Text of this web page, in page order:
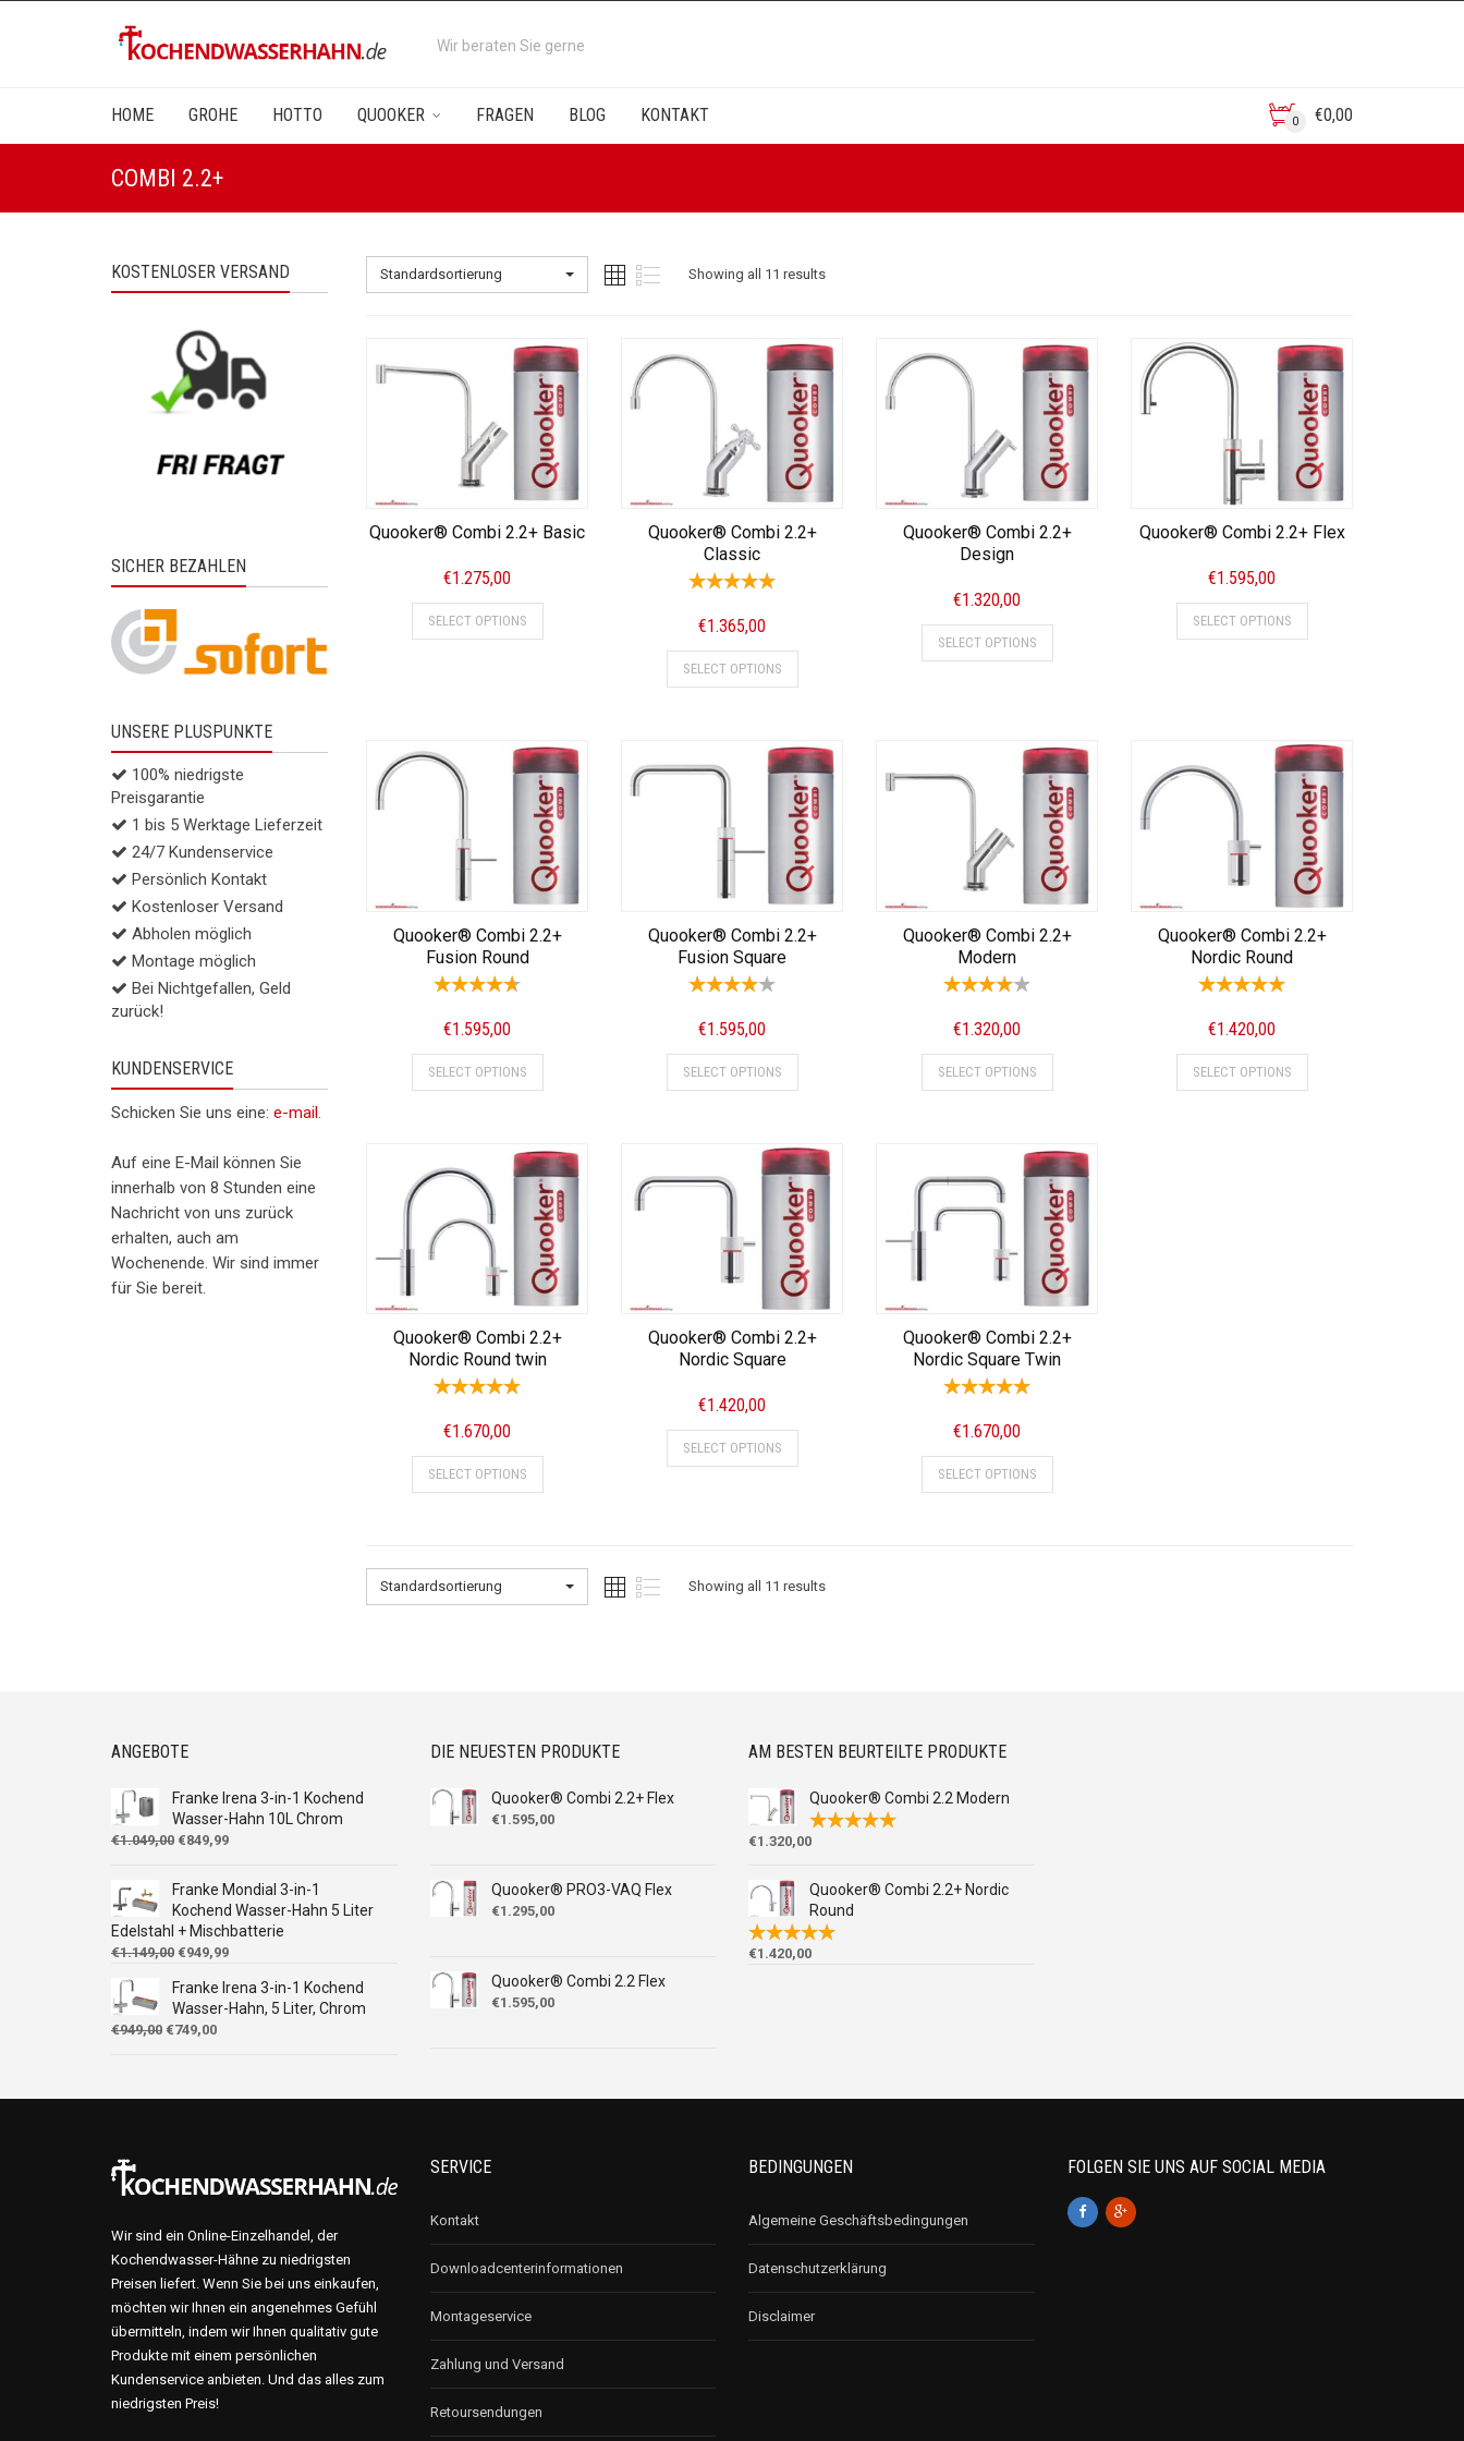
Wir beraten Sie gerne
HOME GROHE HOTTO QUOOKER FRAGEN BLOG KONTAKT 0 €0,00
COMBI 2.2+
Standardsortierung Showing all 11 results
Quooker® Combi 2.2+ Basic
€1.275,00
SELECT OPTIONS
Quooker® Combi 2.2+
Classic
€1.365,00
SELECT OPTIONS
Quooker® Combi 2.2+
Design
€1.320,00
SELECT OPTIONS
Quooker® Combi 2.2+ Flex
€1.595,00
SELECT OPTIONS
Quooker® Combi 2.2+
Fusion Round
€1.595,00
SELECT OPTIONS
Quooker® Combi 2.2+
Fusion Square
€1.595,00
SELECT OPTIONS
Quooker® Combi 2.2+
Modern
€1.320,00
SELECT OPTIONS
Quooker® Combi 2.2+
Nordic Round
€1.420,00
SELECT OPTIONS
Quooker® Combi 2.2+
Nordic Round twin
€1.670,00
SELECT OPTIONS
Quooker® Combi 2.2+
Nordic Square
€1.420,00
SELECT OPTIONS
Quooker® Combi 2.2+
Nordic Square Twin
€1.670,00
SELECT OPTIONS
Standardsortierung Showing all 11 results
KOSTENLOSER VERSAND
SICHER BEZAHLEN
UNSERE PLUSPUNKTE
100% niedrigste
Preisgarantie
1 bis 5 Werktage Lieferzeit
24/7 Kundenservice
Persönlich Kontakt
Kostenloser Versand
Abholen möglich
Montage möglich
Bei Nichtgefallen, Geld
zurück!
KUNDENSERVICE
Schicken Sie uns eine: e-mail.
Auf eine E-Mail können Sie
innerhalb von 8 Stunden eine
Nachricht von uns zurück
erhalten, auch am
Wochenende. Wir sind immer
für Sie bereit.
ANGEBOTE
Franke Irena 3-in-1 Kochend
Wasser-Hahn 10L Chrom
€1.049,00 Ursprünglicher
war:
€1.049,00
€849,99Aktueller
ist:
€849,99.
Franke Mondial 3-in-1
Kochend Wasser-Hahn 5 Liter
Edelstahl + Mischbatterie
€1.149,00 Ursprünglicher
war:
€1.149,00
€949,99Aktueller
ist:
€949,99.
Franke Irena 3-in-1 Kochend
Wasser-Hahn, 5 Liter, Chrom
€949,00 Ursprünglicher
€749,00Aktueller
DIE NEUESTEN PRODUKTE
Quooker® Combi 2.2+ Flex
€1.595,00
Quooker® PRO3-VAQ Flex
€1.295,00
Quooker® Combi 2.2 Flex
€1.595,00
AM BESTEN BEURTEILTE PRODUKTE
Quooker® Combi 2.2 Modern
€1.320,00
Quooker® Combi 2.2+ Nordic
Round
€1.420,00
Wir sind ein Online-Einzelhandel, der
Kochendwasser-Hähne zu niedrigsten
Preisen liefert. Wenn Sie bei uns einkaufen,
möchten wir Ihnen ein angenehmes Gefühl
übermitteln, indem wir Ihnen qualitativ gute
Produkte mit einem persönlichen
Kundenservice anbieten. Und das alles zum
niedrigsten Preis!
SERVICE
Kontakt
Downloadcenterinformationen
Montageservice
Zahlung und Versand
Retoursendungen
BEDINGUNGEN
Algemeine Geschäftsbedingungen
Datenschutzerklärung
Disclaimer
FOLGEN SIE UNS AUF SOCIAL MEDIA